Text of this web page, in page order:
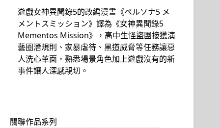
遊戲女神異聞錄5的改編漫畫《ペルソナ5 メ
メントスミッション》譯為《女神異聞錄5
Mementos Mission》，高中生怪盜團接獲演
藝圈潛規則、家暴虐待、黑道威脅等任務讓惡
人洗心革面，熟悉場景角色加上遊戲沒有的新
事件讓人深感親切。
關聯作品系列